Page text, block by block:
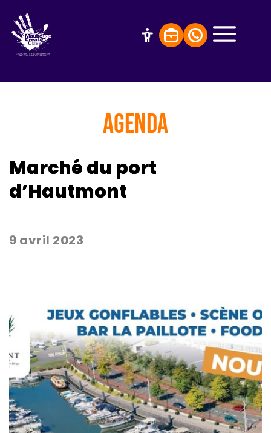
AGENDA
Marché du port
d’Hautmont
9 avril 2023